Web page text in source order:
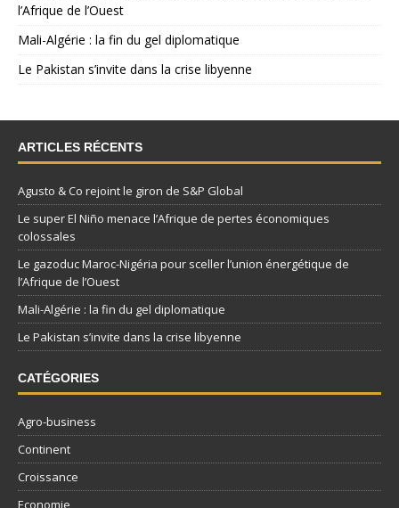
l’Afrique de l’Ouest
Mali-Algérie : la fin du gel diplomatique
Le Pakistan s’invite dans la crise libyenne
ARTICLES RÉCENTS
Agusto & Co rejoint le giron de S&P Global
Le super El Niño menace l’Afrique de pertes économiques
colossales
Le gazoduc Maroc-Nigéria pour sceller l’union énergétique de
l’Afrique de l’Ouest
Mali-Algérie : la fin du gel diplomatique
Le Pakistan s’invite dans la crise libyenne
CATÉGORIES
Agro-business
Continent
Croissance
Economie